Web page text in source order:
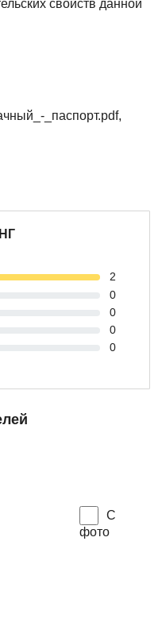
свойств данной
_паспорт.pdf,
2
0
0
0
0
С
фото